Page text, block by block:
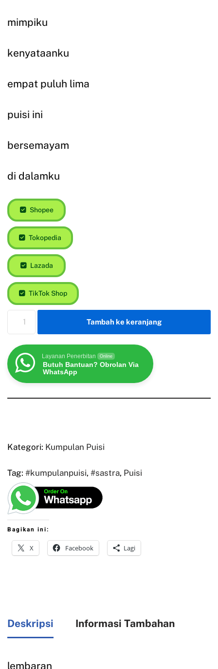
mimpiku
kenyataanku
empat puluh lima
puisi ini
bersemayam
di dalamku
Shopee
Tokopedia
Lazada
TikTok Shop
Tambah ke keranjang
Layanan Penerbitan Online
Butuh Bantuan? Obrolan Via
WhatsApp
Kategori: Kumpulan Puisi
Tag: #kumpulanpuisi, #sastra, Puisi
Bagikan ini:
X Facebook Lagi
Deskripsi Informasi Tambahan
lembaran